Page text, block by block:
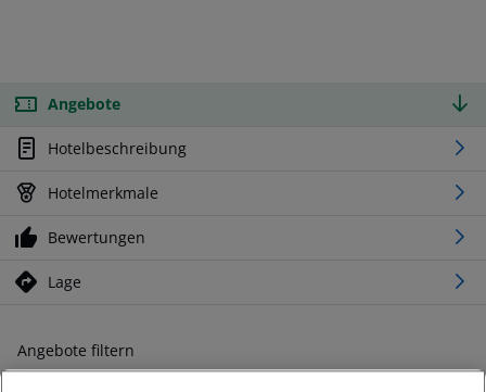
Angebote
Hotelbeschreibung
Hotelmerkmale
Bewertungen
Lage
Angebote filtern
Ändern Sie Ihre Kriterien nach Ihren Wünschen